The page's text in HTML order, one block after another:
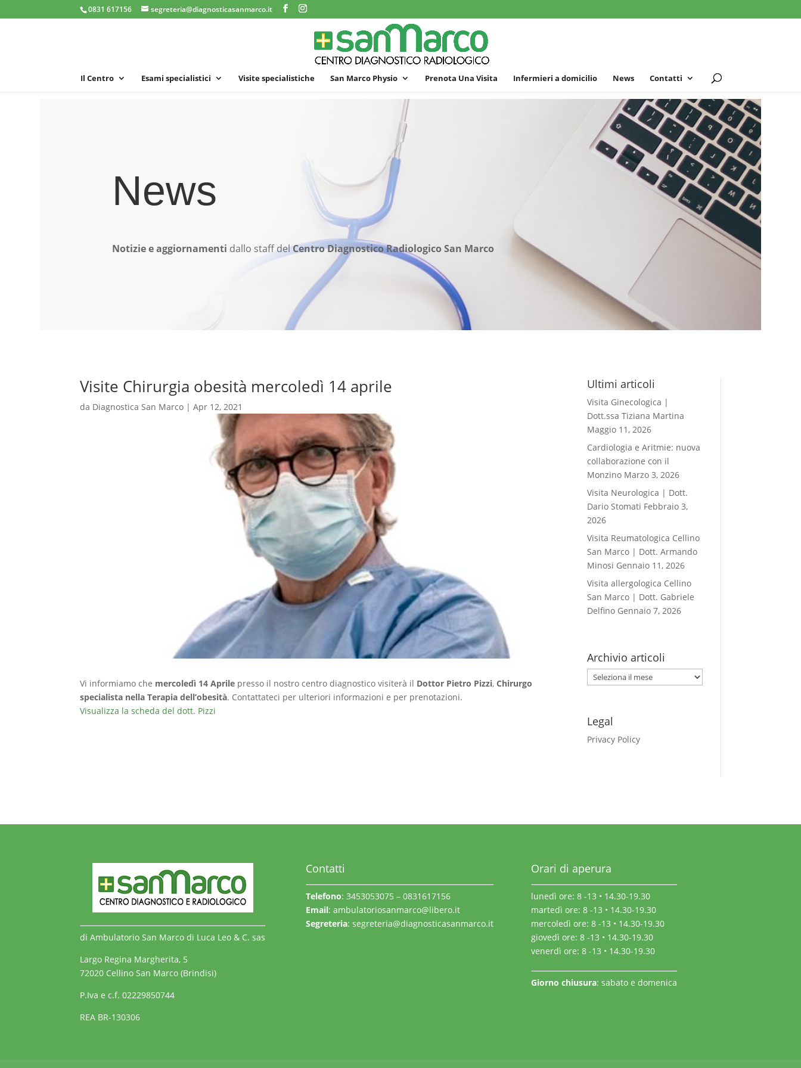
0831 617156 segreteria@diagnosticasanmarco.it
Il Centro Esami specialistici Visite specialistiche San Marco Physio Prenota Una Visita Infermieri a domicilio News Contatti
News
Notizie e aggiornamenti dallo staff delCentro Diagnostico Radiologico San Marco
Visite Chirurgia obesità mercoledì 14 aprile
da Diagnostica San Marco |Apr 12, 2021
Vi informiamo che mercoledì 14 Aprile presso il nostro centro diagnostico visiterà il Dottor Pietro Pizzi,Chirurgo
specialista nella Terapia dell’obesità. Contattateci per ulteriori informazioni e per prenotazioni.
Visualizza la scheda del dott. Pizzi
Ultimi articoli
Visita Ginecologica |
Dott.ssa Tiziana Martina
Maggio 11, 2026
Cardiologia e Aritmie: nuova
collaborazione con il
Monzino Marzo 3, 2026
Visita Neurologica | Dott.
Dario Stomati Febbraio 3,
2026
Visita Reumatologica Cellino
San Marco | Dott. Armando
Minosi Gennaio 11, 2026
Visita allergologica Cellino
San Marco | Dott. Gabriele
Delfino Gennaio 7, 2026
Archivio articoli
Archivio
articoli
Legal
Privacy Policy
di Ambulatorio San Marco di Luca Leo & C. sas
Largo Regina Margherita, 5
72020 Cellino San Marco (Brindisi)
P.Iva e c.f. 02229850744
REA BR-130306
Contatti
Telefono: 3453053075 – 0831617156
Email: ambulatoriosanmarco@libero.it
Segreteria: segreteria@diagnosticasanmarco.it
Orari di aperura
lunedì ore: 8 -13 • 14.30-19.30
martedì ore: 8 -13 • 14.30-19.30
mercoledì ore: 8 -13 • 14.30-19.30
giovedì ore: 8 -13 • 14.30-19.30
venerdì ore: 8 -13 • 14.30-19.30
Giorno chiusura: sabato e domenica